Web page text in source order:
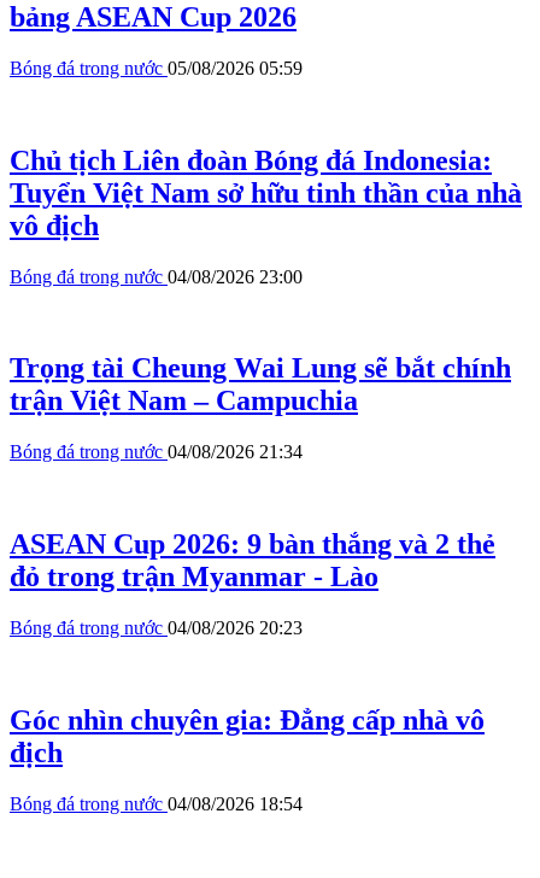
bảng ASEAN Cup 2026
Bóng đá trong nước 05/08/2026 05:59
Chủ tịch Liên đoàn Bóng đá Indonesia:
Tuyển Việt Nam sở hữu tinh thần của nhà
vô địch
Bóng đá trong nước 04/08/2026 23:00
Trọng tài Cheung Wai Lung sẽ bắt chính
trận Việt Nam – Campuchia
Bóng đá trong nước 04/08/2026 21:34
ASEAN Cup 2026: 9 bàn thắng và 2 thẻ
đỏ trong trận Myanmar - Lào
Bóng đá trong nước 04/08/2026 20:23
Góc nhìn chuyên gia: Đẳng cấp nhà vô
địch
Bóng đá trong nước 04/08/2026 18:54